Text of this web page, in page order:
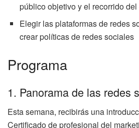
público objetivo y el recorrido
Elegir las plataformas de redes
crear políticas de redes sociales
Programa
1. Panorama de las redes
Esta semana, recibirás una
Certificado de profesional del